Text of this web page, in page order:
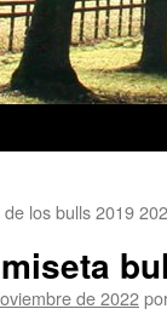
los bulls 2019
de 2022